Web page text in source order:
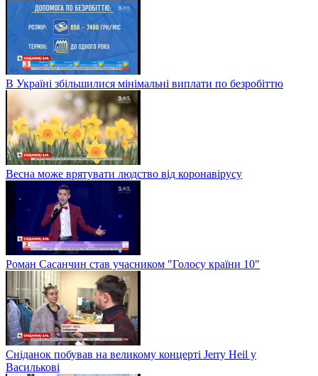
В Україні збільшилися мінімальні виплати по безробіттю
Весна може врятувати людство від коронавірусу
Роман Сасанчин став учасником "Голосу країни 10"
Сніданок побував на великому концерті Jerry Heil у
Василькові